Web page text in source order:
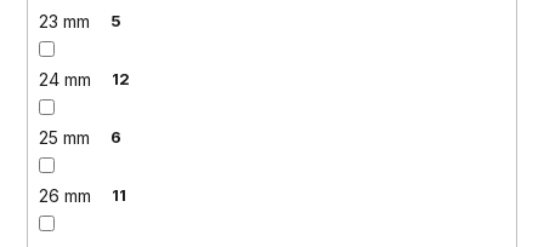
23 mm 5
24 mm 12
25 mm 6
26 mm 11